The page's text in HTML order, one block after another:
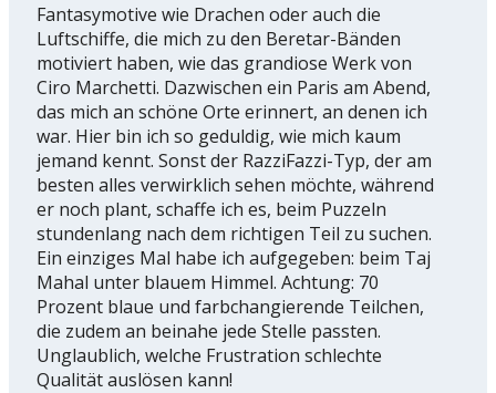
Fantasymotive wie Drachen oder auch die
Luftschiffe, die mich zu den Beretar-Bänden
motiviert haben, wie das grandiose Werk von
Ciro Marchetti. Dazwischen ein Paris am Abend,
das mich an schöne Orte erinnert, an denen ich
war. Hier bin ich so geduldig, wie mich kaum
jemand kennt. Sonst der RazziFazzi-Typ, der am
besten alles verwirklich sehen möchte, während
er noch plant, schaffe ich es, beim Puzzeln
stundenlang nach dem richtigen Teil zu suchen.
Ein einziges Mal habe ich aufgegeben: beim Taj
Mahal unter blauem Himmel. Achtung: 70
Prozent blaue und farbchangierende Teilchen,
die zudem an beinahe jede Stelle passten.
Unglaublich, welche Frustration schlechte
Qualität auslösen kann!